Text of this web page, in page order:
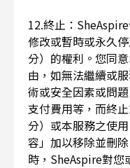
12.終止：
修改或暫時或永久
分）的權利。您同
由，如無法繼續或
術或安全因素或問
支付費用等，而終
分）或本服務之使
容」加以移除並刪
時，SheAspire對您